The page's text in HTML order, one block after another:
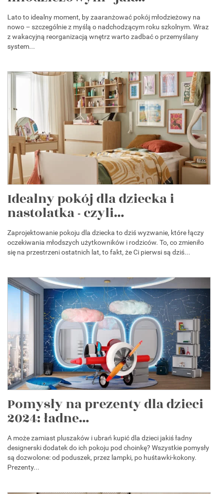
Lato to idealny moment, by zaaranżować pokój młodzieżowy na
nowo – szczególnie z myślą o nadchodzącym roku szkolnym. Wraz
z wakacyjną reorganizacją wnętrz warto zadbać o przemyślany
system...
Idealny pokój dla dziecka i
nastolatka - czyli...
Zaprojektowanie pokoju dla dziecka to dziś wyzwanie, które łączy
oczekiwania młodszych użytkowników i rodziców. To, co zmieniło
się na przestrzeni ostatnich lat, to fakt, że Ci pierwsi są dziś...
Pomysły na prezenty dla dzieci
2024: ładne...
A może zamiast pluszaków i ubrań kupić dla dzieci jakiś ładny
designerski dodatek do ich pokoju pod choinkę? Wszystkie pomysły
są dozwolone: od poduszek, przez lampki, po huśtawki-kokony.
Prezenty...